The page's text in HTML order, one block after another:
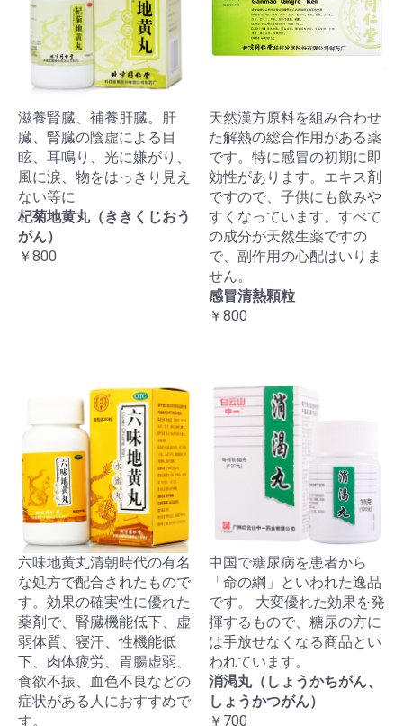
滋養腎臓、補養肝臓。肝
臓、腎臓の陰虚による目
眩、耳鳴り、光に嫌がり、
風に涙、物をはっきり見え
ない等に
杞菊地黄丸（ききくじおう
がん）
￥800
天然漢方原料を組み合わせ
た解熱の総合作用がある薬
です。特に感冒の初期に即
効性があります。エキス剤
ですので、子供にも飲みや
すくなっています。すべて
の成分が天然生薬ですの
で、副作用の心配はいりま
せん。
感冒清熱顆粒
￥800
六味地黄丸清朝時代の有名
な処方で配合されたもので
す。効果の確実性に優れた
薬剤で、腎臓機能低下、虚
弱体質、寝汗、性機能低
下、肉体疲労、胃腸虚弱、
食欲不振、血色不良などの
症状がある人におすすめで
す。
中国で糖尿病を患者から
「命の綱」といわれた逸品
です。 大変優れた効果を発
揮するもので、糖尿の方に
は手放せなくなる商品とい
われています。
消渇丸（しょうかちがん、
しょうかつがん）
￥700